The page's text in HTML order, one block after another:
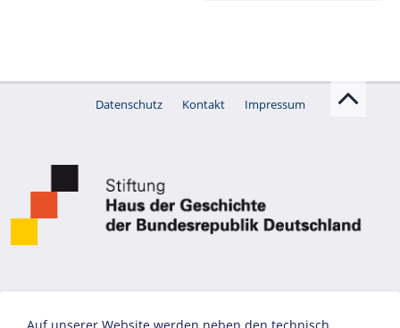
Datenschutz Kontakt Impressum